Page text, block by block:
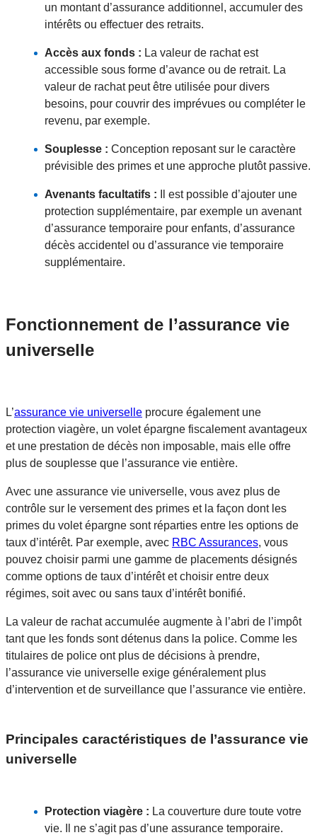
un montant d’assurance additionnel, accumuler des
intérêts ou effectuer des retraits.
Accès aux fonds : La valeur de rachat est
accessible sous forme d’avance ou de retrait. La
valeur de rachat peut être utilisée pour divers
besoins, pour couvrir des imprévues ou compléter le
revenu, par exemple.
Souplesse : Conception reposant sur le caractère
prévisible des primes et une approche plutôt passive.
Avenants facultatifs : Il est possible d’ajouter une
protection supplémentaire, par exemple un avenant
d’assurance temporaire pour enfants, d’assurance
décès accidentel ou d’assurance vie temporaire
supplémentaire.
Fonctionnement de l’assurance vie
universelle
L’assurance vie universelle procure également une
protection viagère, un volet épargne fiscalement avantageux
et une prestation de décès non imposable, mais elle offre
plus de souplesse que l’assurance vie entière.
Avec une assurance vie universelle, vous avez plus de
contrôle sur le versement des primes et la façon dont les
primes du volet épargne sont réparties entre les options de
taux d’intérêt. Par exemple, avec RBC Assurances, vous
pouvez choisir parmi une gamme de placements désignés
comme options de taux d’intérêt et choisir entre deux
régimes, soit avec ou sans taux d’intérêt bonifié.
La valeur de rachat accumulée augmente à l’abri de l’impôt
tant que les fonds sont détenus dans la police. Comme les
titulaires de police ont plus de décisions à prendre,
l’assurance vie universelle exige généralement plus
d’intervention et de surveillance que l’assurance vie entière.
Principales caractéristiques de l’assurance vie
universelle
Protection viagère : La couverture dure toute votre
vie. Il ne s’agit pas d’une assurance temporaire.